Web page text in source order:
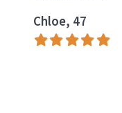
Chloe, 47